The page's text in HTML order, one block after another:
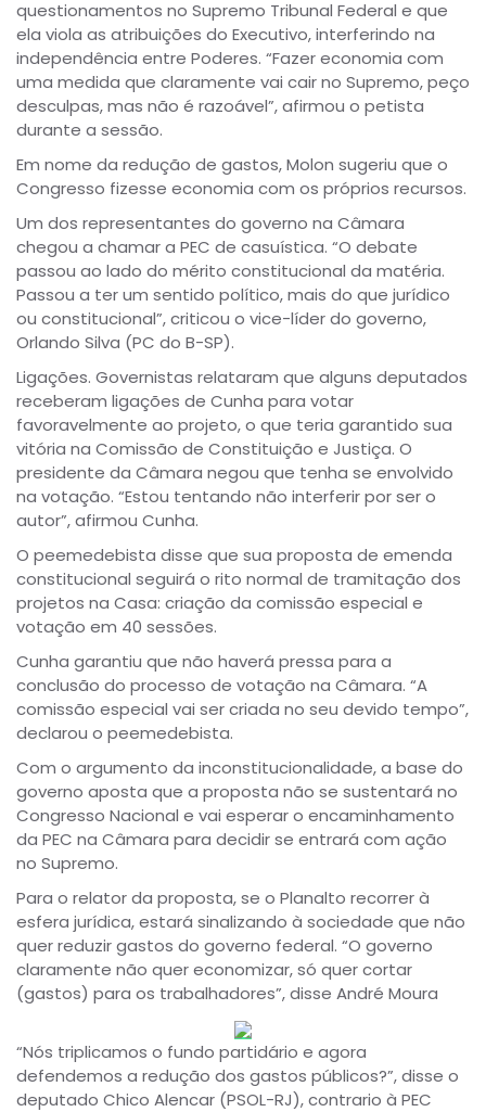
questionamentos no Supremo Tribunal Federal e que
ela viola as atribuições do Executivo, interferindo na
independência entre Poderes. “Fazer economia com
uma medida que claramente vai cair no Supremo, peço
desculpas, mas não é razoável”, afirmou o petista
durante a sessão.
Em nome da redução de gastos, Molon sugeriu que o
Congresso fizesse economia com os próprios recursos.
Um dos representantes do governo na Câmara
chegou a chamar a PEC de casuística. “O debate
passou ao lado do mérito constitucional da matéria.
Passou a ter um sentido político, mais do que jurídico
ou constitucional”, criticou o vice-líder do governo,
Orlando Silva (PC do B-SP).
Ligações. Governistas relataram que alguns deputados
receberam ligações de Cunha para votar
favoravelmente ao projeto, o que teria garantido sua
vitória na Comissão de Constituição e Justiça. O
presidente da Câmara negou que tenha se envolvido
na votação. “Estou tentando não interferir por ser o
autor”, afirmou Cunha.
O peemedebista disse que sua proposta de emenda
constitucional seguirá o rito normal de tramitação dos
projetos na Casa: criação da comissão especial e
votação em 40 sessões.
Cunha garantiu que não haverá pressa para a
conclusão do processo de votação na Câmara. “A
comissão especial vai ser criada no seu devido tempo”,
declarou o peemedebista.
Com o argumento da inconstitucionalidade, a base do
governo aposta que a proposta não se sustentará no
Congresso Nacional e vai esperar o encaminhamento
da PEC na Câmara para decidir se entrará com ação
no Supremo.
Para o relator da proposta, se o Planalto recorrer à
esfera jurídica, estará sinalizando à sociedade que não
quer reduzir gastos do governo federal. “O governo
claramente não quer economizar, só quer cortar
(gastos) para os trabalhadores”, disse André Moura
“Nós triplicamos o fundo partidário e agora
defendemos a redução dos gastos públicos?”, disse o
deputado Chico Alencar (PSOL-RJ), contrario à PEC